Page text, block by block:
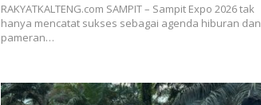
RAKYATKALTENG.com SAMPIT – Sampit Expo 2026 tak
hanya mencatat sukses sebagai agenda hiburan dan
pameran…